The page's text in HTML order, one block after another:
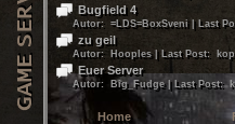
Bugfield 4
Autor: =LDS=BoxSveni | Last
zu geil
Autor: Hooples | Last Post:
Euer Server
Autor: Big_Fudge | Last Post:
Home